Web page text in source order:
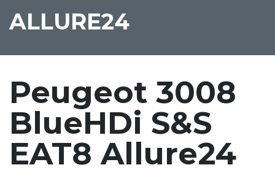
ALLURE24
Peugeot 3008
BlueHDi S&S
EAT8 Allure24